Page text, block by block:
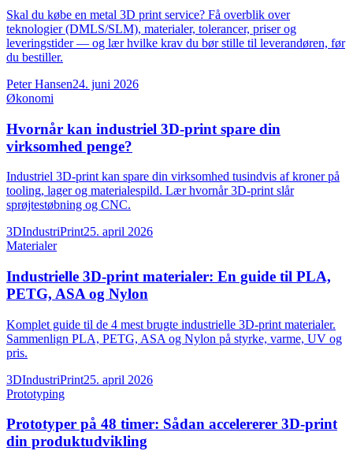
Skal du købe en metal 3D print service? Få overblik over
teknologier (DMLS/SLM), materialer, tolerancer, priser og
leveringstider — og lær hvilke krav du bør stille til leverandøren, før
du bestiller.
Peter Hansen24. juni 2026
Økonomi
Hvornår kan industriel 3D-print spare din
virksomhed penge?
Industriel 3D-print kan spare din virksomhed tusindvis af kroner på
tooling, lager og materialespild. Lær hvornår 3D-print slår
sprøjtestøbning og CNC.
3DIndustriPrint25. april 2026
Materialer
Industrielle 3D-print materialer: En guide til PLA,
PETG, ASA og Nylon
Komplet guide til de 4 mest brugte industrielle 3D-print materialer.
Sammenlign PLA, PETG, ASA og Nylon på styrke, varme, UV og
pris.
3DIndustriPrint25. april 2026
Prototyping
Prototyper på 48 timer: Sådan accelererer 3D-print
din produktudvikling